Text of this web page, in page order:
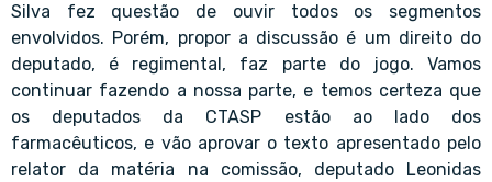
Silva fez questão de ouvir todos os segmentos
envolvidos. Porém, propor a discussão é um direito do
deputado, é regimental, faz parte do jogo. Vamos
continuar fazendo a nossa parte, e temos certeza que
os deputados da CTASP estão ao lado dos
farmacêuticos, e vão aprovar o texto apresentado pelo
relator da matéria na comissão, deputado Leonidas